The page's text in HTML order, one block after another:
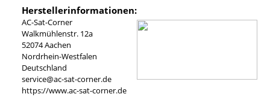
Herstellerinformationen:
AC-Sat-Corner
Walkmühlenstr. 12a
52074 Aachen
Nordrhein-Westfalen
Deutschland
service@ac-sat-corner.de
https://www.ac-sat-corner.de